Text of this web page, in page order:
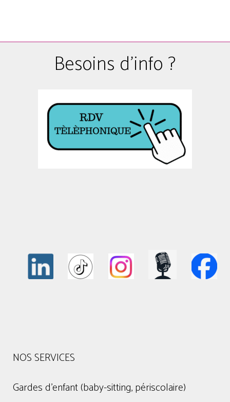
Besoins d'info ?
NOS SERVICES
Gardes d'enfant (baby-sitting, périscolaire)